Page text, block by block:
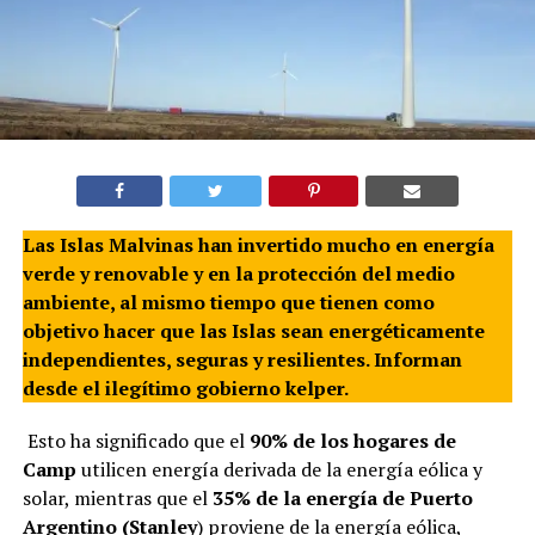
Las Islas Malvinas han invertido mucho en energía
verde y renovable y en la protección del medio
ambiente, al mismo tiempo que tienen como
objetivo hacer que las Islas sean energéticamente
independientes, seguras y resilientes. Informan
desde el ilegítimo gobierno kelper.
Esto ha significado que el 90% de los hogares de
Camp utilicen energía derivada de la energía eólica y
solar, mientras que el 35% de la energía de Puerto
Argentino (Stanley) proviene de la energía eólica,